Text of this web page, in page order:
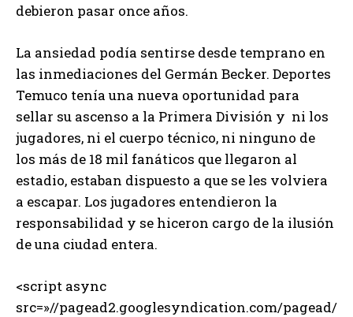
debieron pasar once años.
La ansiedad podía sentirse desde temprano en
las inmediaciones del Germán Becker. Deportes
Temuco tenía una nueva oportunidad para
sellar su ascenso a la Primera División y ni los
jugadores, ni el cuerpo técnico, ni ninguno de
los más de 18 mil fanáticos que llegaron al
estadio, estaban dispuesto a que se les volviera
a escapar. Los jugadores entendieron la
responsabilidad y se hiceron cargo de la ilusión
de una ciudad entera.
<script async
src=»//pagead2.googlesyndication.com/pagead/